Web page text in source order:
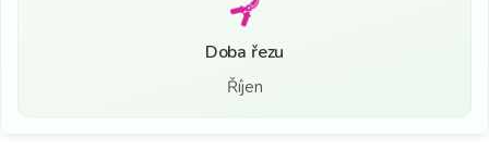
Doba řezu
Říjen